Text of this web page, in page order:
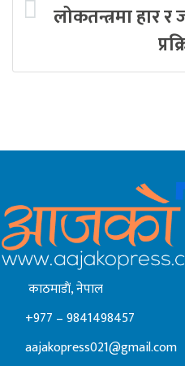
लोकतन्त्रमा हार
काठमाडाैं, नेपाल
+977 – 9841498457
aajakopress021@gmail.com